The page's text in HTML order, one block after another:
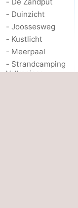
- De Zandput
- Duinzicht
- Joossesweg
- Kustlicht
- Meerpaal
- Strandcamping
Valkenisse